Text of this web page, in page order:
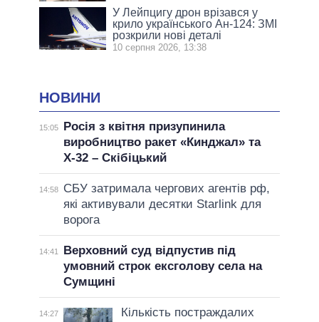
У Лейпцигу дрон врізався у
крило українського Ан-124: ЗМІ
розкрили нові деталі
10 серпня 2026, 13:38
НОВИНИ
15:05
Росія з квітня призупинила
виробництво ракет «Кинджал» та
Х-32 – Скібіцький
14:58
СБУ затримала чергових агентів рф,
які активували десятки Starlink для
ворога
14:41
Верховний суд відпустив під
умовний строк ексголову села на
Сумщині
14:27
Кількість постраждалих